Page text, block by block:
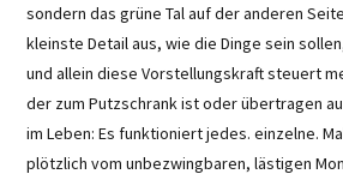
sondern das grüne Tal auf der anderen
kleinste Detail aus, wie die Dinge sein
und allein diese Vorstellungskraft steuert
der zum Putzschrank ist oder übertragen
im Leben: Es funktioniert jedes. einzelne.
plötzlich vom unbezwingbaren, lästigen